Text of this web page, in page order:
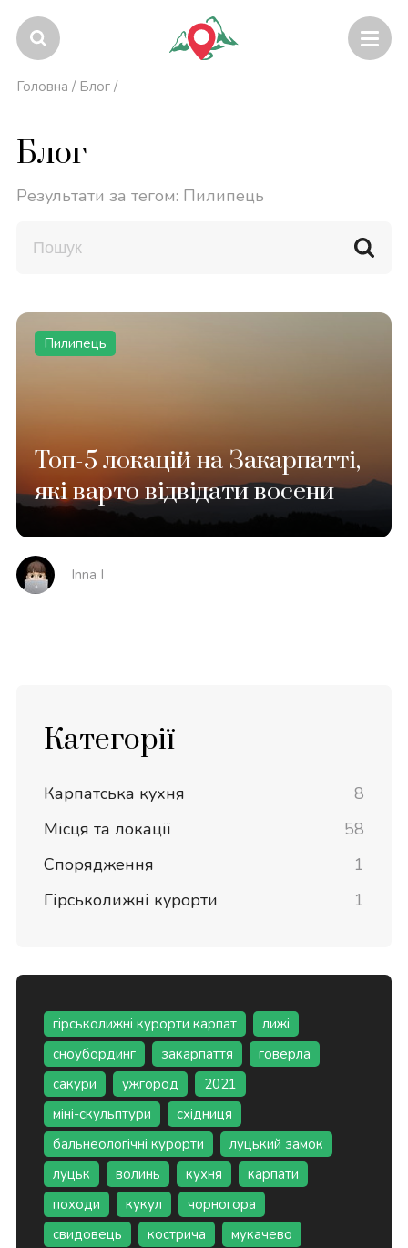
Головна / Блог /
Блог
Результати за тегом: Пилипець
Пилипець
Топ-5 локацій на Закарпатті,
які варто відвідати восени
Inna I
Категорії
Карпатська кухня
8
Місця та локації
58
Спорядження
1
Гірськолижні курорти
1
гірськолижні курорти карпат
лижі
сноубординг
закарпаття
говерла
сакури
ужгород
2021
міні-скульптури
східниця
бальнеологічні курорти
луцький замок
луцьк
волинь кухня
карпати
походи
кукул
чорногора
свидовець
кострича
мукачево